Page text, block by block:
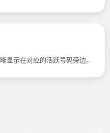
显示在对应的活跃号码旁边。